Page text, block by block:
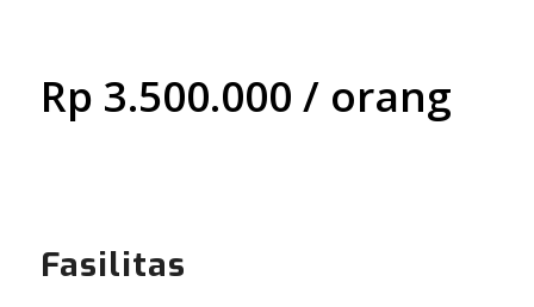
Rp 3.500.000 / orang
Fasilitas